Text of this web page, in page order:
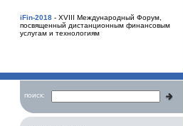
iFin-2018 - XVIII Международный Форум,
посвященный дистанционным финансовым
услугам и технологиям
поиск: